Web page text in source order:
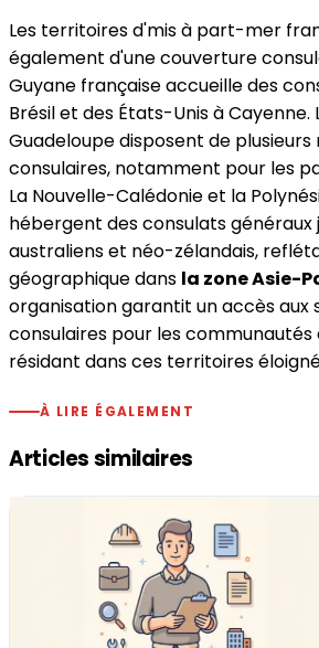
Les territoires d'mis à part-mer
également d'une couverture
Guyane française accueille des
Brésil et des États-Unis à Cayenne.
Guadeloupe disposent de
consulaires, notamment pour les
La Nouvelle-Calédonie et la
hébergent des consulats généraux
australiens et néo-zélandais,
géographique dans la zone Asie-
organisation garantit un accès aux
consulaires pour les
résidant dans ces territoires
À LIRE ÉGALEMENT
Articles similaires